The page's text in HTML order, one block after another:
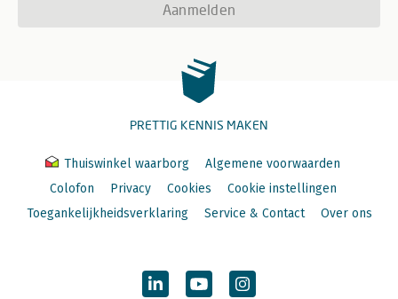
Aanmelden
PRETTIG KENNIS MAKEN
Thuiswinkel waarborg
Algemene voorwaarden
Colofon
Privacy Cookies
Cookie instellingen
Toegankelijkheidsverklaring
Service & Contact Over ons